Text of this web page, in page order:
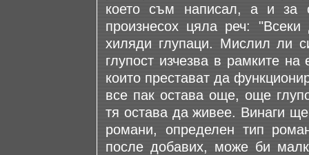
което съм написал, а и за
произнесох цяла реч:
хиляди глупаци. Мислил ли
глупост изчезва в рамките
които престават да
все пак остава още, още
тя остава да живее. Винаги
романи, определен тип
после добавих, може би